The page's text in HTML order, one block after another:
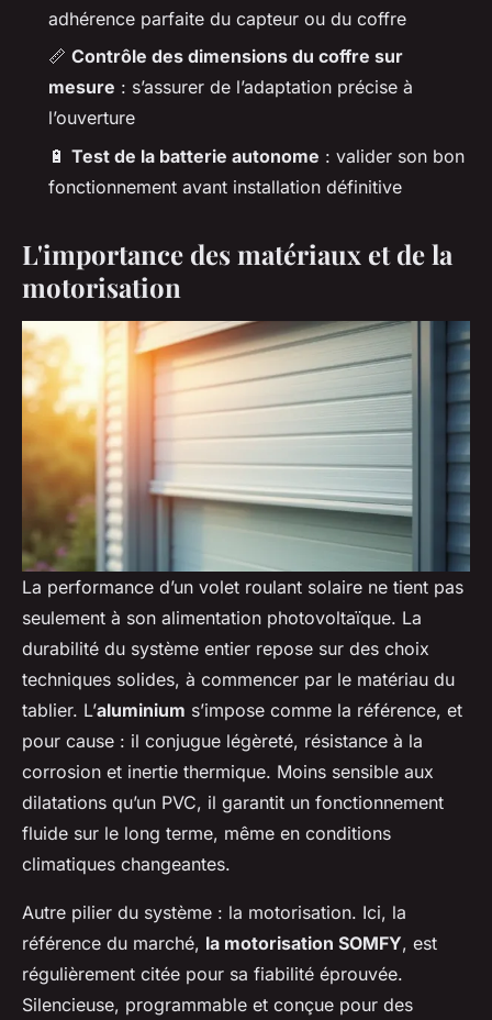
adhérence parfaite du capteur ou du coffre
📏 Contrôle des dimensions du coffre sur
mesure : s’assurer de l’adaptation précise à
l’ouverture
🔋 Test de la batterie autonome : valider son bon
fonctionnement avant installation définitive
L'importance des matériaux et de la
motorisation
La performance d’un volet roulant solaire ne tient pas
seulement à son alimentation photovoltaïque. La
durabilité du système entier repose sur des choix
techniques solides, à commencer par le matériau du
tablier. L’aluminium s’impose comme la référence, et
pour cause : il conjugue légèreté, résistance à la
corrosion et inertie thermique. Moins sensible aux
dilatations qu’un PVC, il garantit un fonctionnement
fluide sur le long terme, même en conditions
climatiques changeantes.
Autre pilier du système : la motorisation. Ici, la
référence du marché, la motorisation SOMFY, est
régulièrement citée pour sa fiabilité éprouvée.
Silencieuse, programmable et conçue pour des